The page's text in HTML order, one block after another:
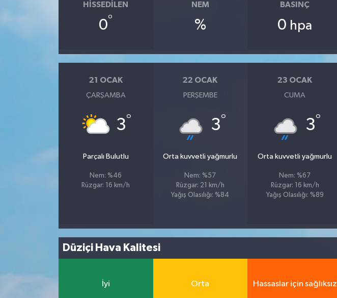
HISSEDILEN
0°
NEM
%
BASINÇ
0 hpa
21 OCAK
ÇARŞAMBA
3°
Parçalı Bulutlu
Nem: %46
Rüzgar: 16 km/h
22 OCAK
PERŞEMBE
3°
Orta kuvvetli yağmurlu
Nem: %57
Rüzgar: 21 km/h
Yağış Olasılığı: %84
23 OCAK
CUMA
3°
Orta kuvvetli yağmurlu
Nem: %67
Rüzgar: 16 km/h
Yağış Olasılığı: %89
Düziçi Hava Kalitesi
İyi Orta Hassaslar için sağlıksız